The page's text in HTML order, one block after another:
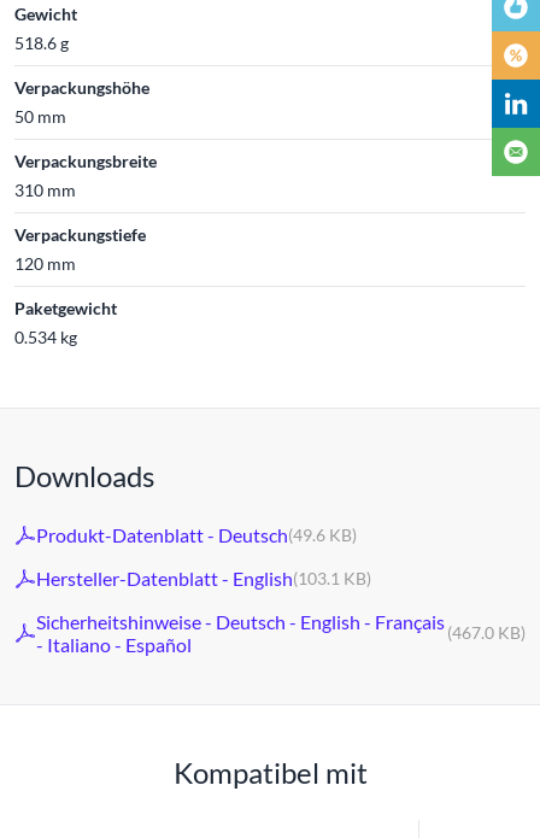
Gewicht
518.6 g
Verpackungshöhe
50 mm
Verpackungsbreite
310 mm
Verpackungstiefe
120 mm
Paketgewicht
0.534 kg
Downloads
Produkt-Datenblatt - Deutsch(49.6 KB)
Hersteller-Datenblatt - English(103.1 KB)
Sicherheitshinweise - Deutsch - English - Français
- Italiano - Español
(467.0 KB)
Kompatibel mit